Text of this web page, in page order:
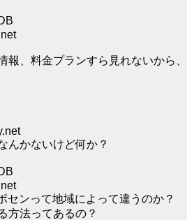
報、料金プランすら見れないから、
んかないけど何か？
センって地域によって違うのか？
方法ってあるの？